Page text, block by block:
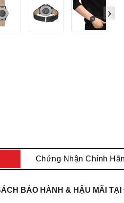
›
Chứng Nhận Chính
BẢO HÀNH & HẬU MÃI TẠI